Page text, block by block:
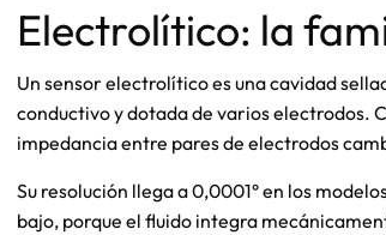
Electrolítico: la
Un sensor electrolítico es una cavidad
conductivo y dotada de varios electrodos.
impedancia entre pares de electrodos
Su resolución llega a 0,0001° en los
bajo, porque el fluido integra